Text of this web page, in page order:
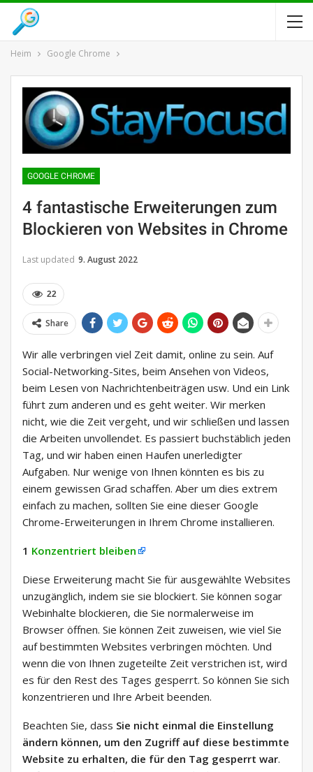
Heim Google Chrome
GOOGLE CHROME
4 fantastische Erweiterungen zum
Blockieren von Websites in Chrome
Last updated 9. August 2022
22
Share
Wir alle verbringen viel Zeit damit, online zu sein. Auf
Social-Networking-Sites, beim Ansehen von Videos,
beim Lesen von Nachrichtenbeiträgen usw. Und ein Link
führt zum anderen und es geht weiter. Wir merken
nicht, wie die Zeit vergeht, und wir schließen und lassen
die Arbeiten unvollendet. Es passiert buchstäblich jeden
Tag, und wir haben einen Haufen unerledigter
Aufgaben. Nur wenige von Ihnen könnten es bis zu
einem gewissen Grad schaffen. Aber um dies extrem
einfach zu machen, sollten Sie eine dieser Google
Chrome-Erweiterungen in Ihrem Chrome installieren.
1 Konzentriert bleiben
Diese Erweiterung macht Sie für ausgewählte Websites
unzugänglich, indem sie sie blockiert. Sie können sogar
Webinhalte blockieren, die Sie normalerweise im
Browser öffnen. Sie können Zeit zuweisen, wie viel Sie
auf bestimmten Websites verbringen möchten. Und
wenn die von Ihnen zugeteilte Zeit verstrichen ist, wird
es für den Rest des Tages gesperrt. So können Sie sich
konzentrieren und Ihre Arbeit beenden.
Beachten Sie, dass Sie nicht einmal die Einstellung
ändern können, um den Zugriff auf diese bestimmte
Website zu erhalten, die für den Tag gesperrt war.